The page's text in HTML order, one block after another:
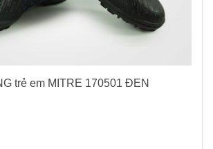
trẻ em MITRE 170501 ĐEN